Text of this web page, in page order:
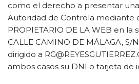
como el derecho a presentar
Autoridad de Controla mediante
PROPIETARIO DE LA WEB en la
CALLE CAMINO DE MÁLAGA,
dirigido a
ambos casos su DNI o tarjeta de